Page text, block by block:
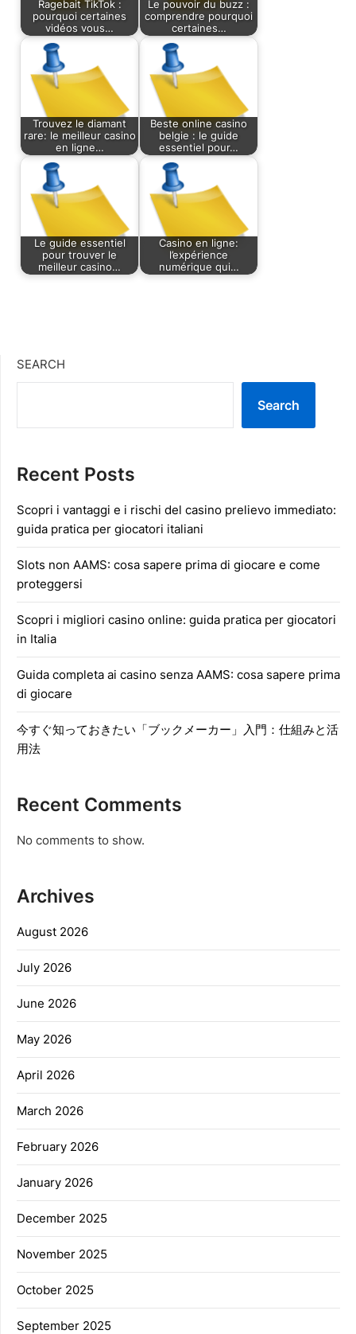
Ragebait TikTok :
pourquoi certaines
vidéos vous…
Le pouvoir du buzz :
comprendre pourquoi
certaines…
Trouvez le diamant
rare: le meilleur casino
en ligne…
Beste online casino
belgie : le guide
essentiel pour…
Le guide essentiel
pour trouver le
meilleur casino…
Casino en ligne:
l’expérience
numérique qui…
SEARCH
Search
Recent Posts
Scopri i vantaggi e i rischi del casino prelievo immediato:
guida pratica per giocatori italiani
Slots non AAMS: cosa sapere prima di giocare e come
proteggersi
Scopri i migliori casino online: guida pratica per giocatori
in Italia
Guida completa ai casino senza AAMS: cosa sapere prima
di giocare
今すぐ知っておきたい「ブックメーカー」入門：仕組みと活
用法
Recent Comments
No comments to show.
Archives
August 2026
July 2026
June 2026
May 2026
April 2026
March 2026
February 2026
January 2026
December 2025
November 2025
October 2025
September 2025